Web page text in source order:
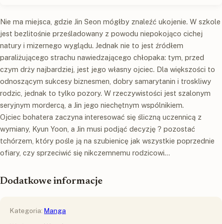
Nie ma miejsca, gdzie Jin Seon mógłby znaleźć ukojenie. W szkole
jest bezlitośnie prześladowany z powodu niepokojąco cichej
natury i mizernego wyglądu. Jednak nie to jest źródłem
paraliżującego strachu nawiedzającego chłopaka: tym, przed
czym drży najbardziej, jest jego własny ojciec. Dla większości to
odnoszącym sukcesy biznesmen, dobry samarytanin i troskliwy
rodzic, jednak to tylko pozory. W rzeczywistości jest szalonym
seryjnym mordercą, a Jin jego niechętnym wspólnikiem.
Ojciec bohatera zaczyna interesować się śliczną uczennicą z
wymiany, Kyun Yoon, a Jin musi podjąć decyzję ? pozostać
tchórzem, który pośle ją na szubienicę jak wszystkie poprzednie
ofiary, czy sprzeciwić się nikczemnemu rodzicowi…
Dodatkowe informacje
Kategoria: Manga